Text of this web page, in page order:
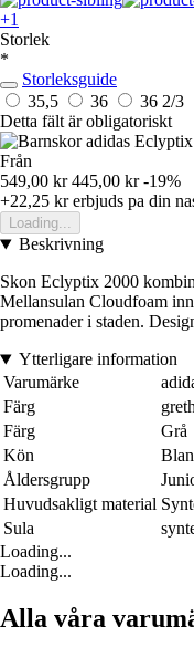
+1
Storlek
*
Storleksguide
35,5
36 36 2/3
Detta fält är obligatoriskt
Från
549,00 kr 445,00 kr -19%
+22,25 krerbjuds pa din
Loading...
Beskrivning
Skon Eclyptix 2000
Mellansulan Cloudfoam
promenader i staden.
Ytterligare information
Varumärke
Färg
Färg
Grå
Kön
Åldersgrupp
Huvudsakligt material
Sula
Loading...
Loading...
Alla våra